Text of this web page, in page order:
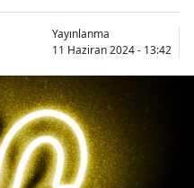
Yayınlanma
11 Haziran 2024 - 13:42